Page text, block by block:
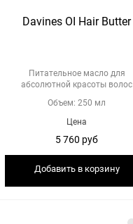
Davines OI Hair Butter
Питательное масло для
абсолютной красоты волос
Объем: 250 мл
Цена
5 760 руб
Добавить в корзину